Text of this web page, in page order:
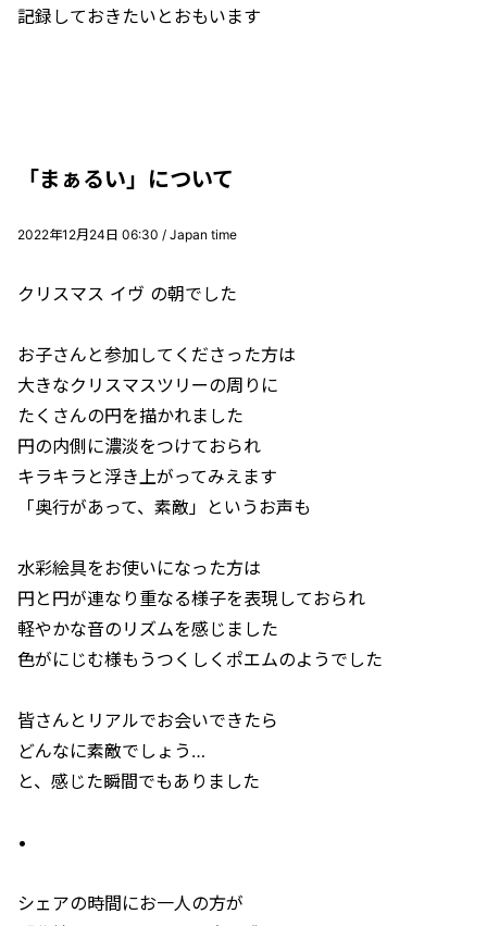
記録しておきたいとおもいます
「まぁるい」について
2022年12月24日 06:30 / Japan time
クリスマス イヴ の朝でした
お子さんと参加してくださった方は
大きなクリスマスツリーの周りに
たくさんの円を描かれました
円の内側に濃淡をつけておられ
キラキラと浮き上がってみえます
「奥行があって、素敵」というお声も
水彩絵具をお使いになった方は
円と円が連なり重なる様子を表現しておられ
軽やかな音のリズムを感じました
色がにじむ様もうつくしくポエムのようでした
皆さんとリアルでお会いできたら
どんなに素敵でしょう…
と、感じた瞬間でもありました
•
シェアの時間にお一人の方が